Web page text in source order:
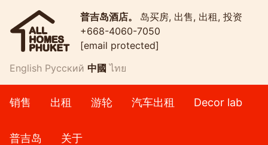
普吉岛酒店。 岛买房, 出售, 出租, 投资
+668-4060-7050
[email protected]
English Русский 中國 ไทย
销售 出租 游轮 汽车出租 Decor lab
普吉岛 关于